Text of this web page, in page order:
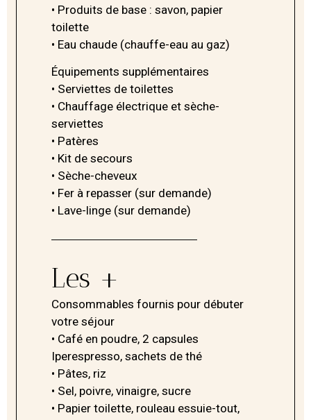
• Produits de base : savon, papier
toilette
• Eau chaude (chauffe-eau au gaz)
Équipements supplémentaires
• Serviettes de toilettes
• Chauffage électrique et sèche-
serviettes
• Patères
• Kit de secours
• Sèche-cheveux
• Fer à repasser (sur demande)
• Lave-linge (sur demande)
Les +
Consommables fournis pour débuter
votre séjour
• Café en poudre, 2 capsules
Iperespresso, sachets de thé
• Pâtes, riz
• Sel, poivre, vinaigre, sucre
• Papier toilette, rouleau essuie-tout,